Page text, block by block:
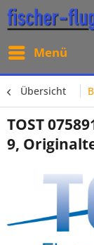
Menü
Übersicht
TOST
9,